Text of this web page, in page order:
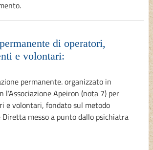
di operatori,
e volontari:
permanente. organizzato in
l’Associazione Apeiron (nota 7) per
e volontari, fondato sul metodo
Diretta messo a punto dallo psichiatra